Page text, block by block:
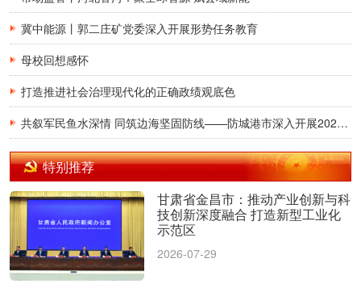
冀中能源丨郭二庄矿党委深入开展形势任务教育
母校回想感怀
打造推进社会治理现代化的正确政绩观底色
共叙军民鱼水深情 同筑边海坚固防线——防城港市深入开展2026年八一建军节慰问活动
特别推荐
甘肃省金昌市：推动产业创新与科
技创新深度融合 打造新型工业化
示范区
2026-07-29